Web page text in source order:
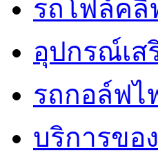
รถโฟล์ค
อุปกรณ์เ
รถกอล์ฟไ
บริการของ